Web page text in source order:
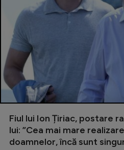
Fiul lui Ion Țiriac, postare
lui: ”Cea mai mare
doamnelor, încă sunt